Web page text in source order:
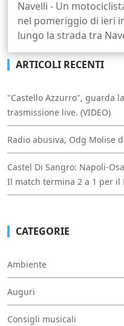
Navelli - Un
nel pomeriggio di ieri
lungo la strada tra
ARTICOLI RECENTI
"Castello Azzurro", guarda
trasmissione live. (VIDEO)
Radio abusiva, Odg Molise
Castel Di Sangro: Napoli-
Il match termina 2 a 1 per il
CATEGORIE
Ambiente
Auguri
Consigli musicali